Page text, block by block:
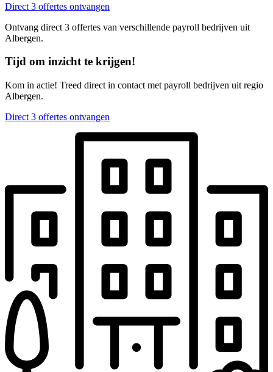
Direct 3 offertes ontvangen
Ontvang direct 3 offertes van verschillende payroll bedrijven uit
Albergen.
Tijd om inzicht te krijgen!
Kom in actie! Treed direct in contact met payroll bedrijven uit regio
Albergen.
Direct 3 offertes ontvangen